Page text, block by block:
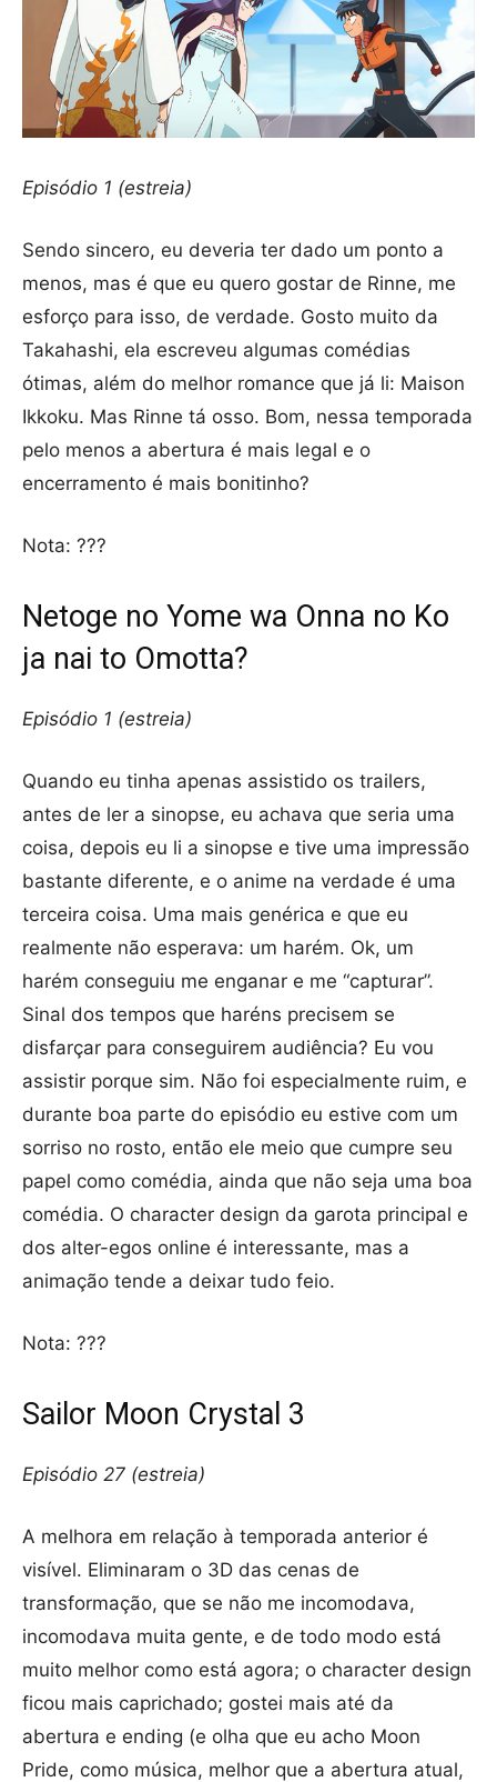
Episódio 1 (estreia)
Sendo sincero, eu deveria ter dado um ponto a
menos, mas é que eu quero gostar de Rinne, me
esforço para isso, de verdade. Gosto muito da
Takahashi, ela escreveu algumas comédias
ótimas, além do melhor romance que já li: Maison
Ikkoku. Mas Rinne tá osso. Bom, nessa temporada
pelo menos a abertura é mais legal e o
encerramento é mais bonitinho?
Nota: ???
Netoge no Yome wa Onna no Ko
ja nai to Omotta?
Episódio 1 (estreia)
Quando eu tinha apenas assistido os trailers,
antes de ler a sinopse, eu achava que seria uma
coisa, depois eu li a sinopse e tive uma impressão
bastante diferente, e o anime na verdade é uma
terceira coisa. Uma mais genérica e que eu
realmente não esperava: um harém. Ok, um
harém conseguiu me enganar e me “capturar”.
Sinal dos tempos que haréns precisem se
disfarçar para conseguirem audiência? Eu vou
assistir porque sim. Não foi especialmente ruim, e
durante boa parte do episódio eu estive com um
sorriso no rosto, então ele meio que cumpre seu
papel como comédia, ainda que não seja uma boa
comédia. O character design da garota principal e
dos alter-egos online é interessante, mas a
animação tende a deixar tudo feio.
Nota: ???
Sailor Moon Crystal 3
Episódio 27 (estreia)
A melhora em relação à temporada anterior é
visível. Eliminaram o 3D das cenas de
transformação, que se não me incomodava,
incomodava muita gente, e de todo modo está
muito melhor como está agora; o character design
ficou mais caprichado; gostei mais até da
abertura e ending (e olha que eu acho Moon
Pride, como música, melhor que a abertura atual,